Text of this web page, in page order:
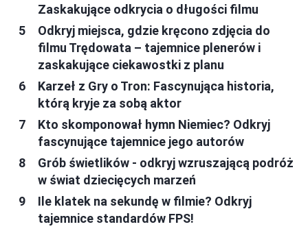
Zaskakujące odkrycia o długości filmu
Odkryj miejsca, gdzie kręcono zdjęcia do
filmu Trędowata – tajemnice plenerów i
zaskakujące ciekawostki z planu
Karzeł z Gry o Tron: Fascynująca historia,
którą kryje za sobą aktor
Kto skomponował hymn Niemiec? Odkryj
fascynujące tajemnice jego autorów
Grób świetlików - odkryj wzruszającą podróż
w świat dziecięcych marzeń
Ile klatek na sekundę w filmie? Odkryj
tajemnice standardów FPS!